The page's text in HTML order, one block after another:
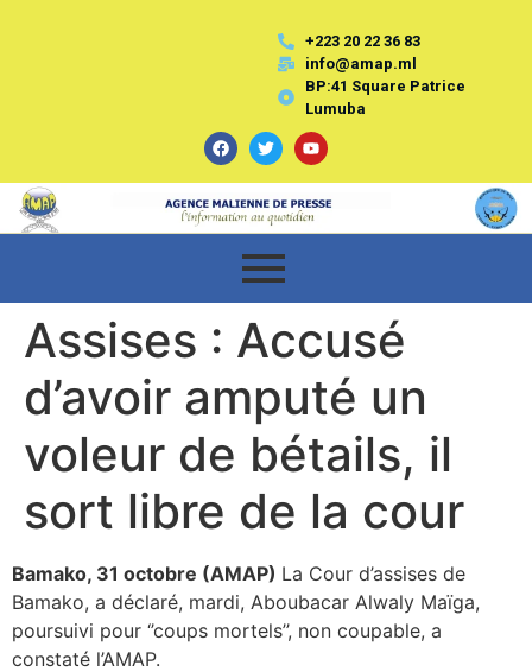
+223 20 22 36 83
info@amap.ml
BP:41 Square Patrice
Lumuba
Assises : Accusé
d’avoir amputé un
voleur de bétails, il
sort libre de la cour
Bamako, 31 octobre (AMAP) La Cour d’assises de
Bamako, a déclaré, mardi, Aboubacar Alwaly Maïga,
poursuivi pour ‘’coups mortels’’, non coupable, a
constaté l’AMAP.